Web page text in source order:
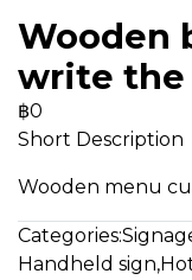
Wooden
write the
฿0
Short Description
Wooden menu
Categories:
Handheld sign,